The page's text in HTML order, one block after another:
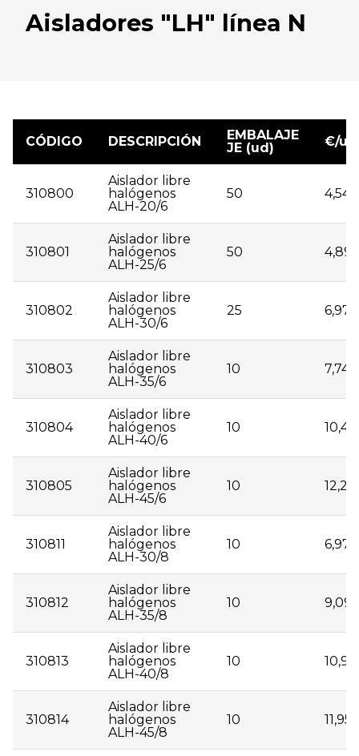
Aisladores "LH" línea N
CÓDIGO DESCRIPCIÓN
EMBALAJE
JE (ud)
€/ud
310800
Aislador libre
halógenos
ALH-20/6
50 4,54
310801
Aislador libre
halógenos
ALH-25/6
50 4,89
310802
Aislador libre
halógenos
ALH-30/6
25 6,97
310803
Aislador libre
halógenos
ALH-35/6
10 7,74
310804
Aislador libre
halógenos
ALH-40/6
10 10,43
310805
Aislador libre
halógenos
ALH-45/6
10 12,26
310811
Aislador libre
halógenos
ALH-30/8
10 6,97
310812
Aislador libre
halógenos
ALH-35/8
10 9,09
310813
Aislador libre
halógenos
ALH-40/8
10 10,95
310814
Aislador libre
halógenos
ALH-45/8
10 11,95